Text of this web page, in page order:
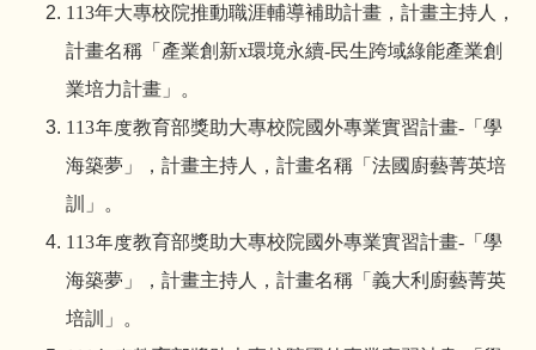
113年大專校院推動職涯輔導補助計畫，計畫主持人，
計畫名稱「產業創新x環境永續-民生跨域綠能產業創
業培力計畫」。
113年度教育部獎助大專校院國外專業實習計畫- 「學
海築夢」，計畫主持人，計畫名稱「法國廚藝菁英培
訓」。
113年度教育部獎助大專校院國外專業實習計畫- 「學
海築夢」，計畫主持人，計畫名稱「義大利廚藝菁英
培訓」。